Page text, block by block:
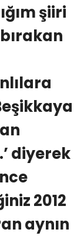
şiiri
diyerek
2012
aynın